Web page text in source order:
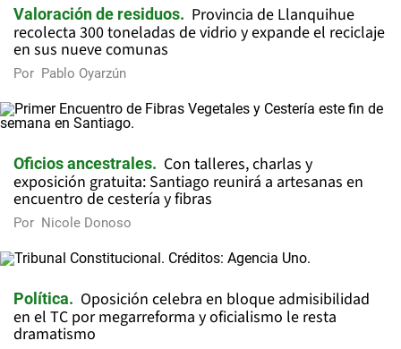
Valoración de residuos
Provincia de Llanquihue
recolecta 300 toneladas de vidrio y expande el reciclaje
en sus nueve comunas
Por Pablo Oyarzún
Oficios ancestrales
Con talleres, charlas y
exposición gratuita: Santiago reunirá a artesanas en
encuentro de cestería y fibras
Por Nicole Donoso
Política
Oposición celebra en bloque admisibilidad
en el TC por megarreforma y oficialismo le resta
dramatismo